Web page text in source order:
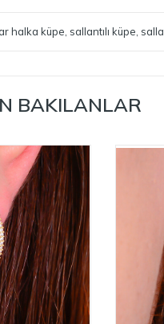
halka küpe sallantılı küpe
BAKILANLAR